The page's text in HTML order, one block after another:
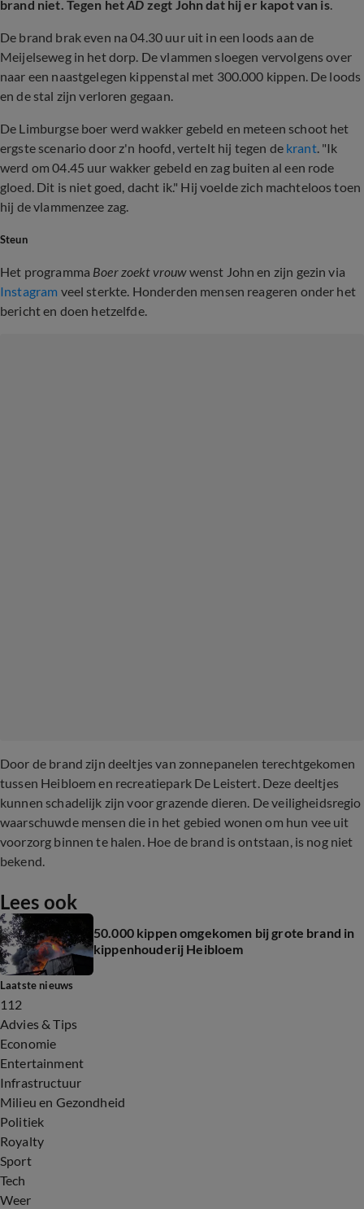
brand niet. Tegen hetAD zegt John dat hij er kapot van is.
De brand brak even na 04.30 uur uit in een loods aan de
Meijelseweg in het dorp. De vlammen sloegen vervolgens over
naar een naastgelegen kippenstal met 300.000 kippen. De loods
en de stal zijn verloren gegaan.
De Limburgse boer werd wakker gebeld en meteen schoot het
ergste scenario door z'n hoofd, vertelt hij tegen de krant. "Ik
werd om 04.45 uur wakker gebeld en zag buiten al een rode
gloed. Dit is niet goed, dacht ik." Hij voelde zich machteloos toen
hij de vlammenzee zag.
Steun
Het programma Boer zoekt vrouwwenst John en zijn gezin via
Instagram veel sterkte. Honderden mensen reageren onder het
bericht en doen hetzelfde.
Door de brand zijn deeltjes van zonnepanelen terechtgekomen
tussen Heibloem en recreatiepark De Leistert. Deze deeltjes
kunnen schadelijk zijn voor grazende dieren. De veiligheidsregio
waarschuwde mensen die in het gebied wonen om hun vee uit
voorzorg binnen te halen. Hoe de brand is ontstaan, is nog niet
bekend.
Lees ook
50.000 kippen omgekomen bij grote brand in
kippenhouderij Heibloem
Laatste nieuws
112
Advies & Tips
Economie
Entertainment
Infrastructuur
Milieu en Gezondheid
Politiek
Royalty
Sport
Tech
Weer